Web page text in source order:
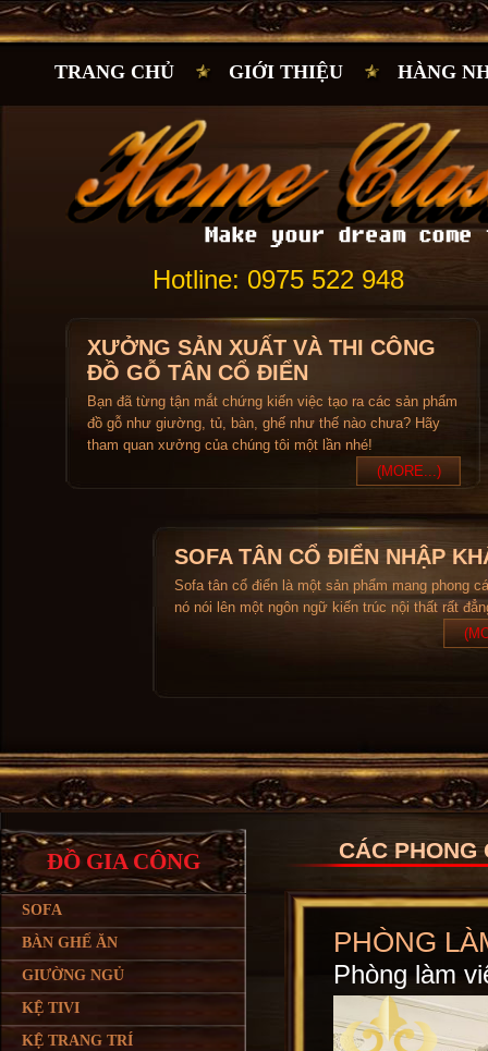
TRANG CHỦ GIỚI THIỆU HÀNG
Hotline: 0975 522 948
XƯỞNG SẢN XUẤT VÀ THI CÔNG
ĐỒ GỖ TÂN CỔ ĐIỂN
Bạn đã từng tận mắt chứng kiến việc tạo ra các sản phẩm
đồ gỗ như giường, tủ, bàn, ghế như thế nào chưa? Hãy
tham quan xưởng của chúng tôi một lần nhé!
(MORE...)
SOFA TÂN CỔ ĐIỂN NHẬP
Sofa tân cổ điển là một sản phẩm mang phong
nó nói lên một ngôn ngữ kiến trúc nội thất rất
ĐỒ GIA CÔNG
SOFA
BÀN GHẾ ĂN
GIƯỜNG NGỦ
KỆ TIVI
KỆ TRANG TRÍ
CÁC PHONG
PHÒNG
Phòng làm